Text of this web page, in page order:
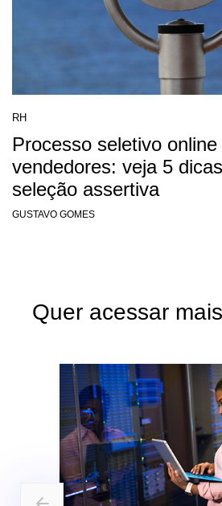
RH
Processo seletivo online
vendedores: veja 5
seleção assertiva
GUSTAVO GOMES
Quer acessar